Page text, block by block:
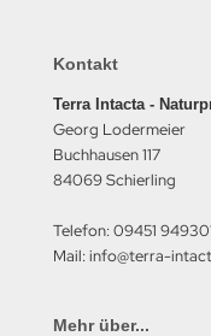
Kontakt
Terra Intacta -
Georg Lodermeier
Buchhausen 117
84069 Schierling
Telefon: 09451
Mail: info@terra-
Mehr über...